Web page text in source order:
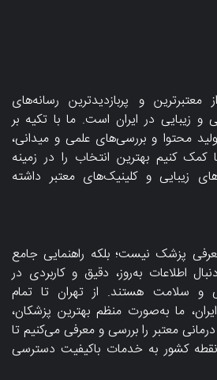
و پربازدیدترین رسانه‌های
در ایران است. ما با تکیه بر
محتوا و بررسی‌های علمی و میدانی،
کنیم بهترین انتخاب را در زمینه
زیبایی و کلینیک‌های معتبر داشته
پزشک نیست؛ بلکه راهنمایی جامع
اطلاعات به‌روز، دقیق و کاربردی در
و سلامت هستند. از تهران تا تمام
ما به‌صورت منظم بهترین پزشکان،
معتبر را بررسی و معرفی می‌کنیم تا
کشور به خدمات باکیفیت دسترسی